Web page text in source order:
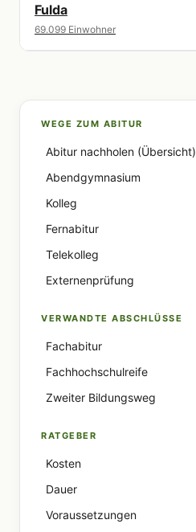
Fulda
69.099 Einwohner
WEGE ZUM ABITUR
Abitur nachholen (Übersicht)
Abendgymnasium
Kolleg
Fernabitur
Telekolleg
Externenprüfung
VERWANDTE ABSCHLÜSSE
Fachabitur
Fachhochschulreife
Zweiter Bildungsweg
RATGEBER
Kosten
Dauer
Voraussetzungen